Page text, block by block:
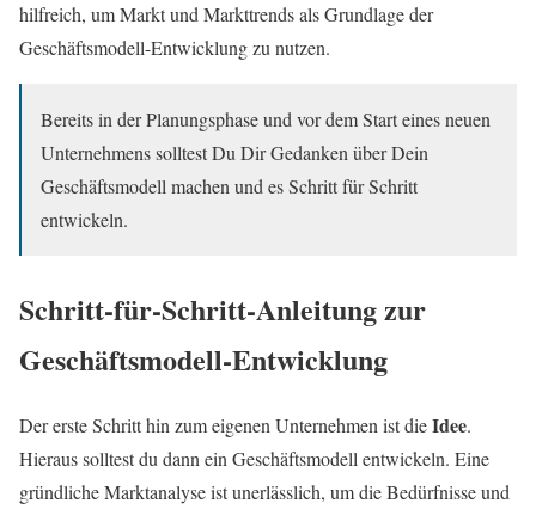
hilfreich, um Markt und Markttrends als Grundlage der
Geschäftsmodell-Entwicklung zu nutzen.
Bereits in der Planungsphase und vor dem Start eines neuen
Unternehmens solltest Du Dir Gedanken über Dein
Geschäftsmodell machen und es Schritt für Schritt
entwickeln.
Schritt-für-Schritt-Anleitung zur
Geschäftsmodell-Entwicklung
Der erste Schritt hin zum eigenen Unternehmen ist dieIdee.
Hieraus solltest du dann ein Geschäftsmodell entwickeln. Eine
gründliche Marktanalyse ist unerlässlich, um die Bedürfnisse und